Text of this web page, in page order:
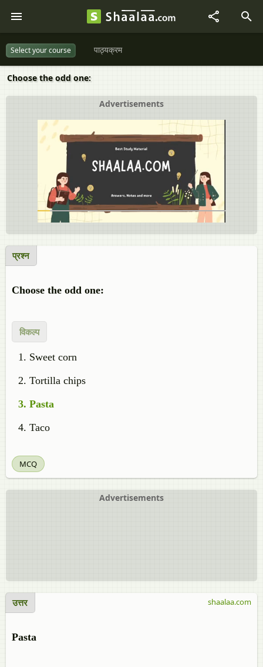
Select your course पाठ्यक्रम
Choose the odd one:
Advertisements
प्रश्न
Choose the odd one:
विकल्प
Sweet corn
Tortilla chips
Pasta
Taco
MCQ
Advertisements
उत्तर
Pasta
shaalaa.com